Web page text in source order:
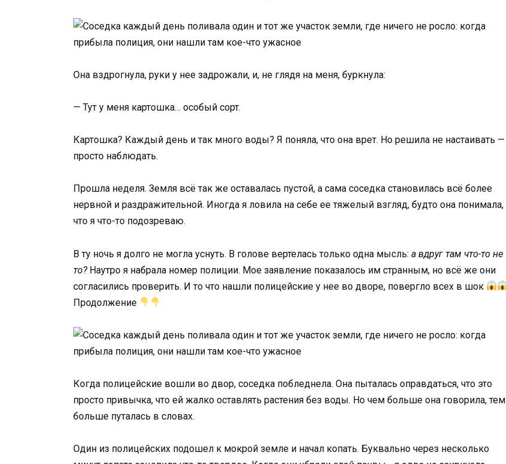
Она вздрогнула, руки у нее задрожали, и, не глядя на меня, буркнула:
— Тут у меня картошка… особый сорт.
Картошка? Каждый день и так много воды? Я поняла, что она врет. Но решила не настаивать —
просто наблюдать.
Прошла неделя. Земля всё так же оставалась пустой, а сама соседка становилась всё более
нервной и раздражительной. Иногда я ловила на себе ее тяжелый взгляд, будто она понимала,
что я что-то подозреваю.
В ту ночь я долго не могла уснуть. В голове вертелась только одна мысль: а вдруг там что-то не
то?Наутро я набрала номер полиции. Мое заявление показалось им странным, но всё же они
согласились проверить. И то что нашли полицейские у нее во дворе, повергло всех в шок
Продолжение
Когда полицейские вошли во двор, соседка побледнела. Она пыталась оправдаться, что это
просто привычка, что ей жалко оставлять растения без воды. Но чем больше она говорила, тем
больше путалась в словах.
Один из полицейских подошел к мокрой земле и начал копать. Буквально через несколько